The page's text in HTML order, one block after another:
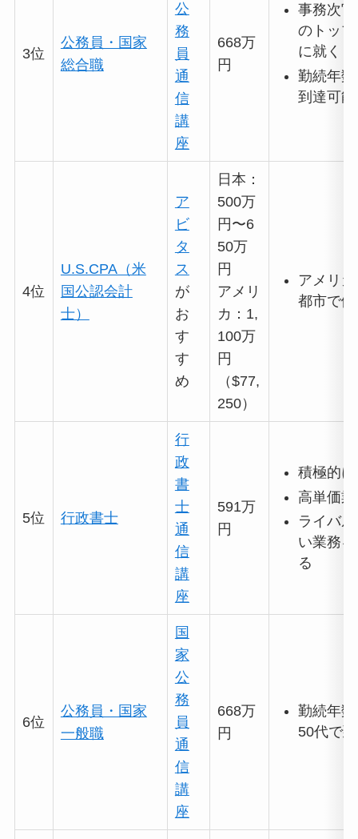
3位
公務員・国家
総合職
公
務
員
通
信
講
座
668万
円
事務次
のトッ
に就く
勤続年
到達可能
4位
U.S.CPA（米
国公認会計
士）
ア
ビ
タ
ス
が
お
す
す
め
日本：
500万
円〜6
50万
円
アメリ
カ：1,
100万
円
（$77,
250）
アメリ
都市で
5位 行政書士
行
政
書
士
通
信
講
座
591万
円
積極的
高単価
ライバ
い業務
る
6位
公務員・国家
一般職
国
家
公
務
員
通
信
講
座
668万
円
勤続年
50代で